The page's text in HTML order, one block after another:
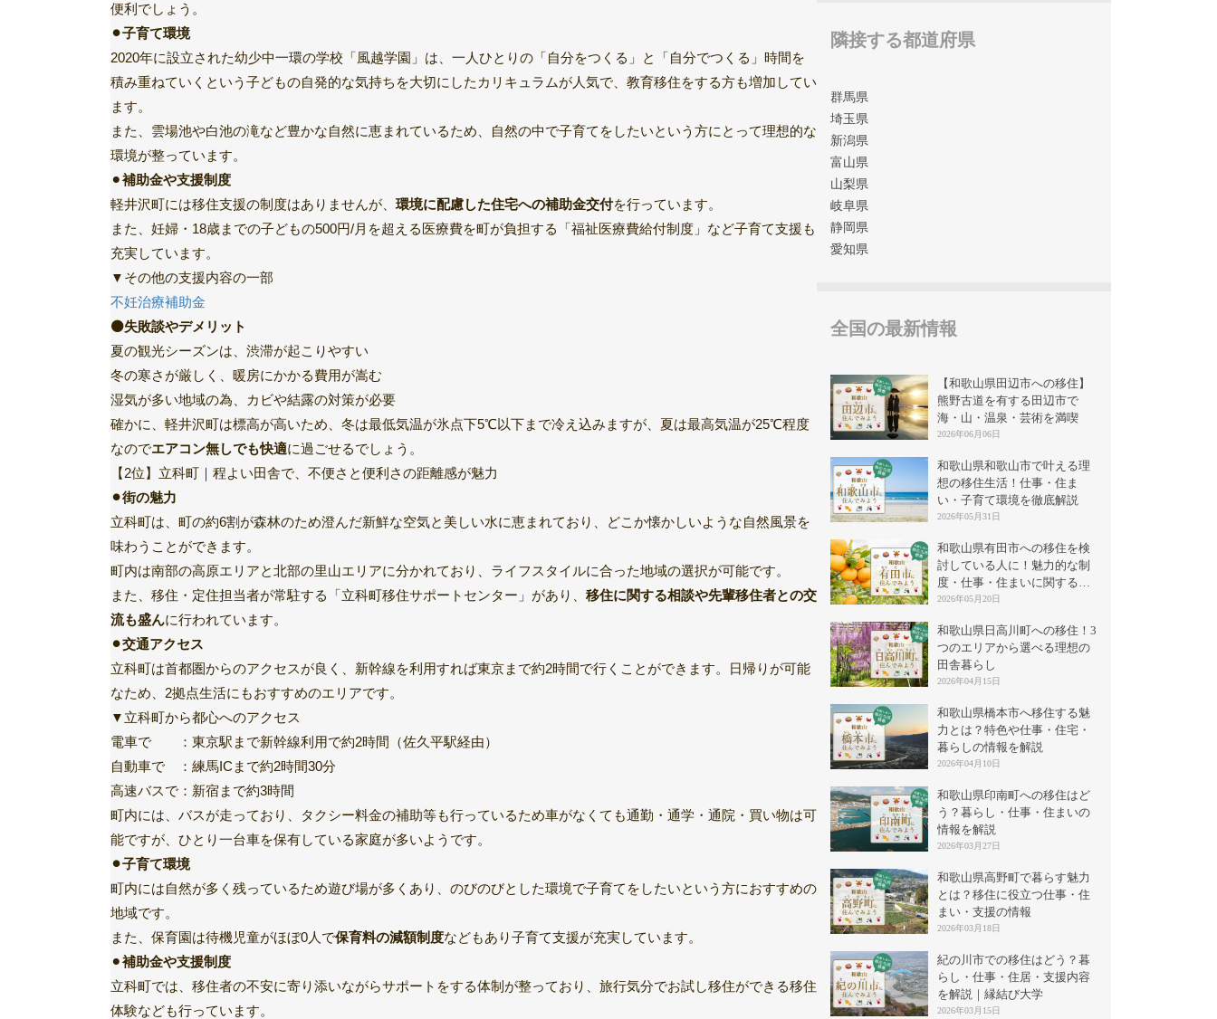
便利でしょう。
⚫︎子育て環境
2020年に設立された幼少中一環の学校「風越学園」は、一人ひとりの「自分をつくる」と「自分でつくる」時間を
積み重ねていくという子どもの自発的な気持ちを大切にしたカリキュラムが人気で、教育移住をする方も増加してい
ます。
また、雲場池や白池の滝など豊かな自然に恵まれているため、自然の中で子育てをしたいという方にとって理想的な
環境が整っています。
⚫︎補助金や支援制度
軽井沢町には移住支援の制度はありませんが、 環境に配慮した住宅への補助金交付を行っています。
また、妊婦・18歳までの子どもの500円/月を超える医療費を町が負担する「福祉医療費給付制度」など子育て支援も
充実しています。
▼その他の支援内容の一部
不妊治療補助金
⚫️失敗談やデメリット
夏の観光シーズンは、渋滞が起こりやすい
冬の寒さが厳しく、暖房にかかる費用が嵩む
湿気が多い地域の為、カビや結露の対策が必要
確かに、軽井沢町は標高が高いため、冬は最低気温が氷点下5℃以下まで冷え込みますが、夏は最高気温が25℃程度
なのでエアコン無しでも快適に過ごせるでしょう。
【2位】立科町｜程よい田舎で、不便さと便利さの距離感が魅力
⚫︎街の魅力
立科町は、町の約6割が森林のため澄んだ新鮮な空気と美しい水に恵まれており、どこか懐かしいような自然風景を
味わうことができます。
町内は南部の高原エリアと北部の里山エリアに分かれており、ライフスタイルに合った地域の選択が可能です。
また、移住・定住担当者が常駐する「立科町移住サポートセンター」があり、 移住に関する相談や先輩移住者との交
流も盛んに行われています。
⚫︎交通アクセス
立科町は首都圏からのアクセスが良く、新幹線を利用すれば東京まで約2時間で行くことができます。日帰りが可能
なため、2拠点生活にもおすすめのエリアです。
▼立科町から都心へのアクセス
電車で ：東京駅まで新幹線利用で約2時間（佐久平駅経由）
自動車で ：練馬ICまで約2時間30分
高速バスで：新宿まで約3時間
町内には、バスが走っており、タクシー料金の補助等も行っているため車がなくても通勤・通学・通院・買い物は可
能ですが、ひとり一台車を保有している家庭が多いようです。
⚫︎子育て環境
町内には自然が多く残っているため遊び場が多くあり、のびのびとした環境で子育てをしたいという方におすすめの
地域です。
また、保育園は待機児童がほぼ0人で保育料の減額制度などもあり子育て支援が充実しています。
⚫︎補助金や支援制度
立科町では、移住者の不安に寄り添いながらサポートをする体制が整っており、旅行気分でお試し移住ができる移住
体験なども行っています。
隣接する都道府県
群馬県
埼玉県
新潟県
富山県
山梨県
岐阜県
静岡県
愛知県
全国の最新情報
【和歌山県田辺市への移住】
熊野古道を有する田辺市で
海・山・温泉・芸術を満喫
2026年06月06日
和歌山県和歌山市で叶える理
想の移住生活！仕事・住ま
い・子育て環境を徹底解説
2026年05月31日
和歌山県有田市への移住を検
討している人に！魅力的な制
度・仕事・住まいに関する情
報
2026年05月20日
和歌山県日高川町への移住！3
つのエリアから選べる理想の
田舎暮らし
2026年04月15日
和歌山県橋本市へ移住する魅
力とは？特色や仕事・住宅・
暮らしの情報を解説
2026年04月10日
和歌山県印南町への移住はど
う？暮らし・仕事・住まいの
情報を解説
2026年03月27日
和歌山県高野町で暮らす魅力
とは？移住に役立つ仕事・住
まい・支援の情報
2026年03月18日
紀の川市での移住はどう？暮
らし・仕事・住居・支援内容
を解説｜縁結び大学
2026年03月15日